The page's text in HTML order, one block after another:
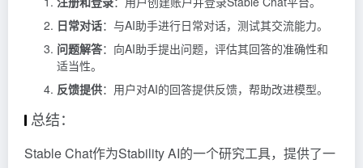
日常对话：与AI助手进行日常对话，测试其交流能力。
问题解答：向AI助手提出问题，评估其回答的准确性和
适当性。
反馈提供：用户对AI的回答提供反馈，帮助改进模型。
总结：
Stable Chat作为Stability AI的一个研究工具，提供了一